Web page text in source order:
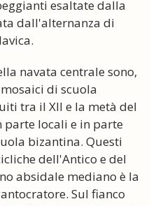
esaltate dalla
dall'alternanza di
navata centrale sono,
di scuola
tra il XII e la metà del
parte locali e in parte
bizantina. Questi
dell'Antico e del
absidale mediano è la
Sul fianco